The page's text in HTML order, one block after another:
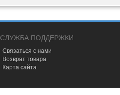
СЛУЖБА ПОДДЕРЖКИ
Связаться с нами
Возврат товара
Карта сайта